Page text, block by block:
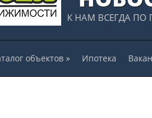
К НАМ ВСЕГДА ПО
объектов » Ипотека